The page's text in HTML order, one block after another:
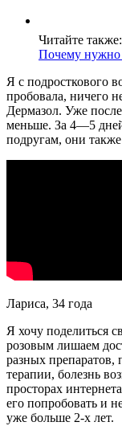
Читайте также:
Почему нужно
Я с подросткового
пробовала, ничего
Дермазол. Уже
меньше. За 4—5
подругам, они
Лариса, 34 года
Я хочу поделиться
розовым лишаем
разных препаратов,
терапии, болезнь
просторах
его попробовать и
уже больше 2-х лет.